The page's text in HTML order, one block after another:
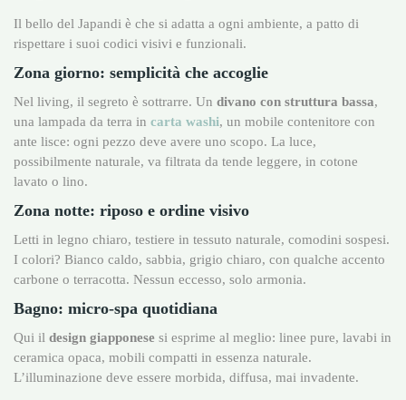
Il bello del Japandi è che si adatta a ogni ambiente, a patto di
rispettare i suoi codici visivi e funzionali.
Zona giorno: semplicità che accoglie
Nel living, il segreto è sottrarre. Un divano con struttura bassa,
una lampada da terra in carta washi, un mobile contenitore con
ante lisce: ogni pezzo deve avere uno scopo. La luce,
possibilmente naturale, va filtrata da tende leggere, in cotone
lavato o lino.
Zona notte: riposo e ordine visivo
Letti in legno chiaro, testiere in tessuto naturale, comodini sospesi.
I colori? Bianco caldo, sabbia, grigio chiaro, con qualche accento
carbone o terracotta. Nessun eccesso, solo armonia.
Bagno: micro-spa quotidiana
Qui il design giapponese si esprime al meglio: linee pure, lavabi in
ceramica opaca, mobili compatti in essenza naturale.
L’illuminazione deve essere morbida, diffusa, mai invadente.